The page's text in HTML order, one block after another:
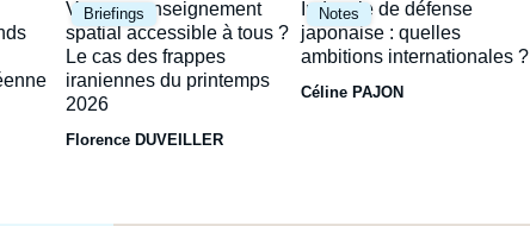
ambitionne de dresser le panorama d’un monde
incertain et de ses avenirs possibles.
Briefings
Image
principale
Vers un renseignement
spatial accessible à tous ?
Le cas des frappes
iraniennes du printemps
2026
Florence DUVEILLER
Notes
Image
principale
Industrie de défense
japonaise : quelles
ambitions internationales ?
Céline PAJON